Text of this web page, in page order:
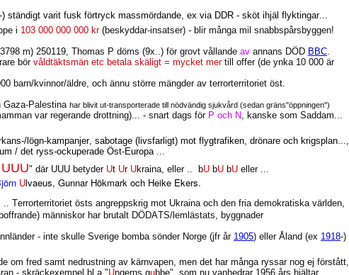
ständigt varit fusk förtryck massmördande, ex via DDR - sköt ihjäl flyktingar...
i 103 000 000 000 kr(beskyddar-insatser) - blir många mil snabbspårsbyggen!
m) 250119, Thomas P döms (9x..) för grovt vållande av annans DÖD BBC.
bör våldtäktsmän etc betala skäligt = mycket mer till offer (de ynka 10 000 är
barn/kvinnor/äldre, och ännu större mängder av terrorterritoriet öst.
Gaza-Palestina har blivit ut-transporterade till nödvändig sjukvård (sedan gräns"öppningen")
var regerande drottning)... - snart dags för P och N, kanske som Saddam...
lögn-kampanjer, sabotage (livsfarligt) mot flygtrafiken, drönare och krigsplan...,
/ det ryss-ockuperade Öst-Europa ...
" där UUU betyder Ut Ur Ukraina, eller .. bU bU bU eller ...
Ulvaeus, Gunnar Hökmark och Heike Ekers.
Terrorterritoriet östs angreppskrig mot Ukraina och den fria demokratiska världen,
människor har brutalt DÖDATS/lemlästats, byggnader
- inte skulle Sverige bomba sönder Norge (jfr år 1905) eller Åland (ex 1918-)
om fred samt nedrustning av kärnvapen, men det har många ryssar nog ej förstått,
- skräckexempel bl a "Ungerns gubbe", som nu vanhedrar 1956 års hjältar.